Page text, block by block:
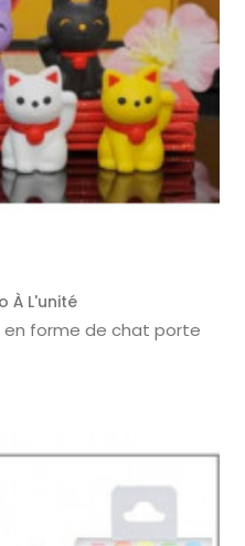
À L'unité
en forme de chat porte